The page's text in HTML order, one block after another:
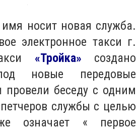
имя носит новая служба.
электронное такси г.
«Тройка» создано
новые передовые
беседу с одним
службы с целью
означает « первое